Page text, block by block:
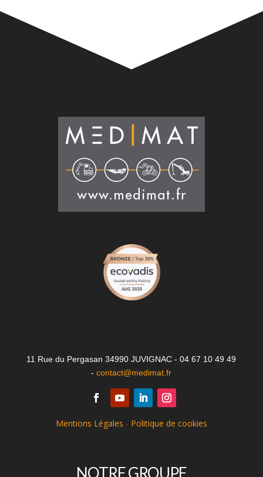
11 Rue du Pergasan 34990 JUVIGNAC - 04 67 10 49 49
-contact@medimat.fr
Mentions Légales - Politique de cookies
NOTRE GROUPE